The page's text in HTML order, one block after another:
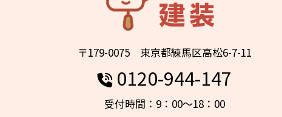
〒179-0075 東京都練馬区高松6-7-11
0120-944-147
受付時間：9：00～18：00